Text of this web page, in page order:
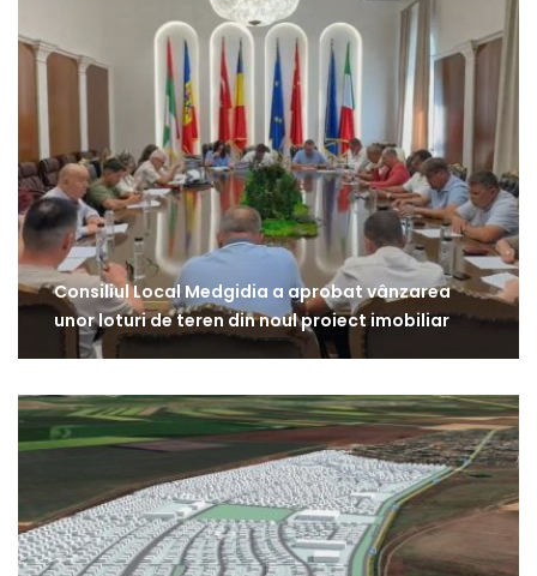
Consiliul Local Medgidia a aprobat vânzarea
unor loturi de teren din noul proiect imobiliar